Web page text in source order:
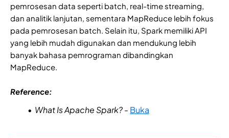
pemrosesan data seperti batch, real-time streaming,
dan analitik lanjutan, sementara MapReduce lebih fokus
pada pemrosesan batch. Selain itu, Spark memiliki API
yang lebih mudah digunakan dan mendukung lebih
banyak bahasa pemrograman dibandingkan
MapReduce.
Reference:
What Is Apache Spark?- Buka